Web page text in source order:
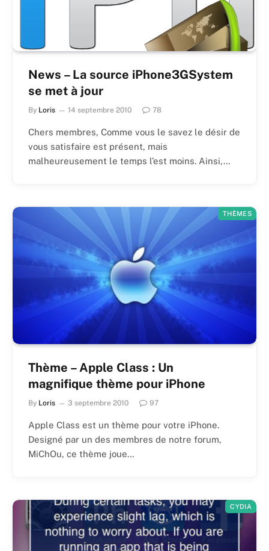
News – La source iPhone3GSystem
se met à jour
By Loris 14 septembre 2010 78
Chers membres, Comme vous le savez le désir de
vous satisfaire est présent, mais
malheureusement le temps l’est moins. Ainsi,…
THÈMES
Thème – Apple Class : Un
magnifique thème pour iPhone
By Loris 3 septembre 2010 97
Apple Class est un thème pour votre iPhone.
Designé par un des membres de notre forum,
MiChOu, ce thème joue…
CYDIA